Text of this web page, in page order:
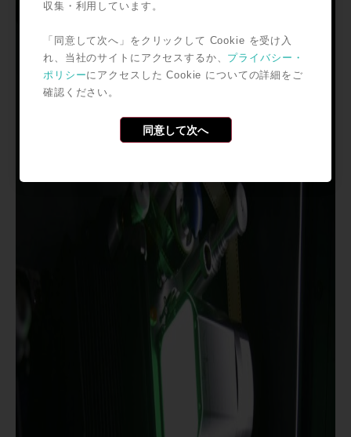
収集・利用しています。
「同意して次へ」をクリックして Cookie を受け入
れ、当社のサイトにアクセスするか、 プライバシー・
ポリシーにアクセスした Cookie についての詳細をご
確認ください。
同意して次へ